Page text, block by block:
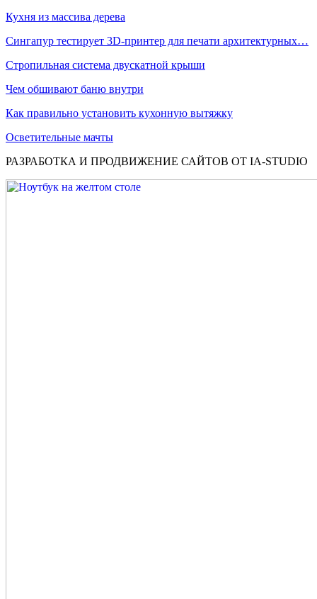
Кухня из массива дерева
Сингапур тестирует 3D-принтер для печати архитектурных…
Стропильная система двускатной крыши
Чем обшивают баню внутри
Как правильно установить кухонную вытяжку
Осветительные мачты
РАЗРАБОТКА И ПРОДВИЖЕНИЕ САЙТОВ ОТ IA-STUDIO